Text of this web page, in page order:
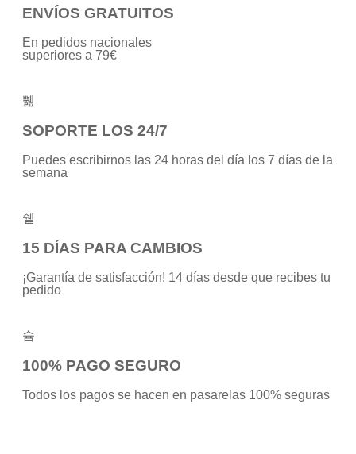
ENVÍOS GRATUITOS
En pedidos nacionales
superiores a 79€
SOPORTE LOS 24/7
Puedes escribirnos las 24 horas del día los 7 días de la
semana
15 DÍAS PARA CAMBIOS
¡Garantía de satisfacción! 14 días desde que recibes tu
pedido
100% PAGO SEGURO
Todos los pagos se hacen en pasarelas 100% seguras